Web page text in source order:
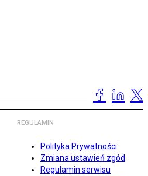
REGULAMIN
Polityka Prywatności
Zmiana ustawień zgód
Regulamin serwisu